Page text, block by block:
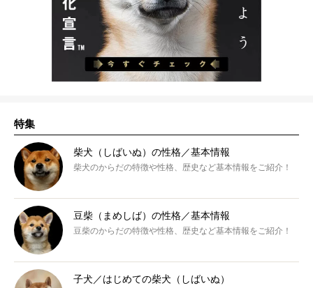
特集
柴犬（しばいぬ）の性格／基本情報
柴犬のからだの特徴や性格、歴史など基本情報をご紹介！
豆柴（まめしば）の性格／基本情報
豆柴のからだの特徴や性格、歴史など基本情報をご紹介！
子犬／はじめての柴犬（しばいぬ）